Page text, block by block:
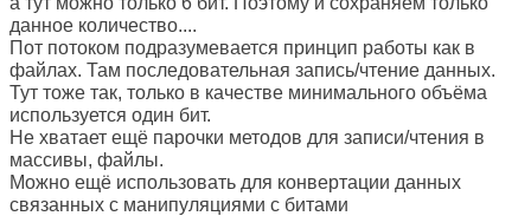
данное количество....
Пот потоком подразумевается принцип работы как в
файлах. Там последовательная запись/чтение данных.
Тут тоже так, только в качестве минимального объёма
используется один бит.
Не хватает ещё парочки методов для записи/чтения в
массивы, файлы.
Можно ещё использовать для конвертации данных
связанных с манипуляциями с битами